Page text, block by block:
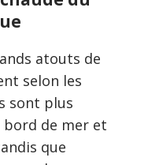
atouts de
selon les
sont plus
bord de mer et
que